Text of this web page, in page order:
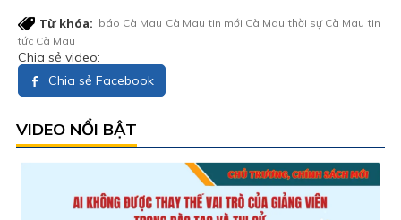
Từ khóa: báo Cà Mau Cà Mau tin mới Cà Mau thời sự Cà Mau tin
tức Cà Mau
Chia sẻ video:
Chia sẻ Facebook
VIDEO NỔI BẬT